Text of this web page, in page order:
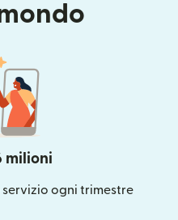
milioni
ogni trimestre